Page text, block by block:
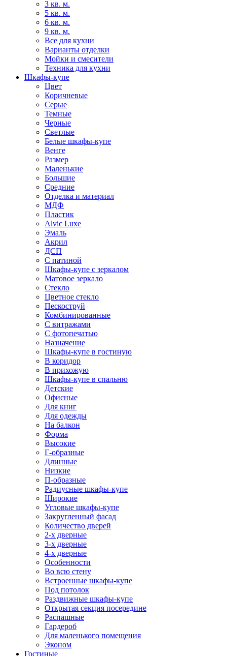
3 кв. м.
5 кв. м.
6 кв. м.
9 кв. м.
Все для кухни
Варианты отделки
Мойки и смесители
Техника для кухни
Шкафы-купе
Цвет
Коричневые
Серые
Темные
Черные
Светлые
Белые шкафы-купе
Венге
Размер
Маленькие
Большие
Средние
Отделка и материал
МДФ
Пластик
Alvic Luxe
Эмаль
Акрил
ДСП
С патиной
Шкафы-купе с зеркалом
Матовое зеркало
Стекло
Цветное стекло
Пескоструй
Комбинированные
С витражами
С фотопечатью
Назначение
Шкафы-купе в гостиную
В коридор
В прихожую
Шкафы-купе в спальню
Детские
Офисные
Для книг
Для одежды
На балкон
Форма
Высокие
Г-образные
Длинные
Низкие
П-образные
Радиусные шкафы-купе
Широкие
Угловые шкафы-купе
Закругленный фасад
Количество дверей
2-х дверные
3-х дверные
4-х дверные
Особенности
Во всю стену
Встроенные шкафы-купе
Под потолок
Раздвижные шкафы-купе
Открытая секция посередине
Распашные
Гардероб
Для маленького помещения
Эконом
Гостиные